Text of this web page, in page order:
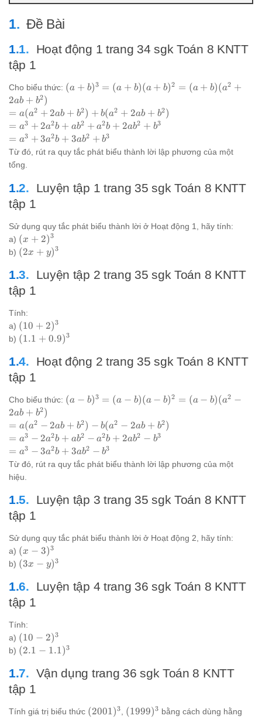
Đề Bài
Hoạt động 1 trang 34 sgk Toán 8 KNTT
tập 1
Cho biểu thức: (a+b)^3
(a+b)^2
= (a+b)
(a^2 +
2ab +
b^2)
(a + b)3 = (a + b)(a + b)2 = (a + b)(a2 +
2ab + b2)
=
a(a^2
+
2ab
+
b^2)
+
b(a^2
+
+
b^2)
= a(a2 + 2ab + b2) + b(a2 + 2ab + b2)
= a^3
+
2a^2b
+
ab^2
+
a^2b
+
+ b^3
= a3 + 2a2b + ab2 + a2b + 2ab2 + b3
= a^3
+
3a^2b
3ab^2
+ b^3
= a3 + 3a2b + 3ab2 + b3
Từ đó, rút ra quy tắc phát biểu thành lời lập phương của một
tổng.
Luyện tập 1 trang 35 sgk Toán 8 KNTT
tập 1
Sử dụng quy tắc phát biểu thành lời ở Hoạt động 1, hãy tính:
a) (x+2)^3
(x + 2)3
b) (2x+y)^3
(2x + y)3
Luyện tập 2 trang 35 sgk Toán 8 KNTT
tập 1
Tính:
a) (10+2)^3
(10 + 2)3
b) (1.1+0.9)^3
(1.1 + 0.9)3
Hoạt động 2 trang 35 sgk Toán 8 KNTT
tập 1
Cho biểu thức: (a-
=
(a-
b)
(a-
b)^2
b)
2ab
(a − b)3 = (a − b)(a − b)2 = (a − b)(a2 −
2ab + b2)
=
a(a^2
- 2ab
+
b^2)
-
b(a^2
- 2ab
+
= a(a2 − 2ab + b2) − b(a2 − 2ab + b2)
= a^3
-
2a^2b
+
ab^2
-
a^2b
+
- b^3
= a3 − 2a2b + ab2 − a2b + 2ab2 − b3
= a^3
-
3a^2b
3ab^2
- b^3
= a3 − 3a2b + 3ab2 − b3
Từ đó, rút ra quy tắc phát biểu thành lời lập phương của một
hiệu.
Luyện tập 3 trang 35 sgk Toán 8 KNTT
tập 1
Sử dụng quy tắc phát biểu thành lời ở Hoạt động 2, hãy tính:
a) (x-
3)^3
(x − 3)3
b) (3x-
(3x − y)3
Luyện tập 4 trang 36 sgk Toán 8 KNTT
tập 1
Tính:
a) (10-
2)^3
(10 − 2)3
b) (2.1-
(2.1 − 1.1)3
Vận dụng trang 36 sgk Toán 8 KNTT
tập 1
Tính giá trị biểu thức (2001)^3
(2001)3 (1999)^3
(1999)3 bằng cách dùng hằng